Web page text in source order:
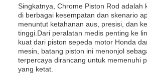
Singkatnya, Chrome Piston Rod adalah
di berbagai kesempatan dan skenario
menuntut ketahanan aus, presisi, dan
tinggi.Dari peralatan medis penting ke
kuat dari piston sepeda motor Honda
mesin, batang piston ini menonjol
terpercaya dirancang untuk memenuhi
yang ketat.